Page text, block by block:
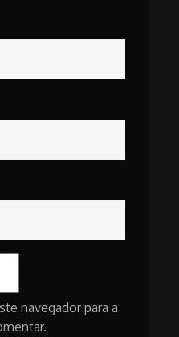
navegador para a